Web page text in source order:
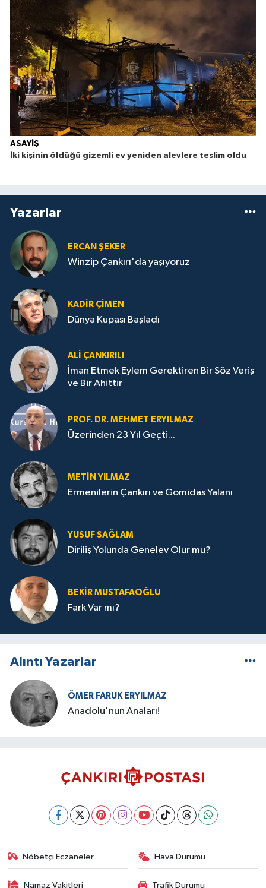
ASAYİŞ
İki kişinin öldüğü gizemli ev yeniden alevlere teslim oldu
Yazarlar
ERCAN ŞEKER
Winzip Çankırı'da yaşıyoruz
KADIR ÇIMEN
Dünya Kupası Başladı
ALI ÇANKIRILI
İman Etmek Eylem Gerektiren Bir Söz Veriş
ve Bir Ahittir
PROF. DR. MEHMET ERYILMAZ
Üzerinden 23 Yıl Geçti...
METIN YILMAZ
Ermenilerin Çankırı ve Gomidas Yalanı
YUSUF SAĞLAM
Diriliş Yolunda Genelev Olur mu?
BEKIR MUSTAFAOĞLU
Fark Var mı?
Alıntı Yazarlar
ÖMER FARUK ERYILMAZ
Anadolu'nun Anaları!
Nöbetçi Eczaneler Hava Durumu
Namaz Vakitleri Trafik Durumu